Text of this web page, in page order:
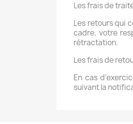
Les frais de
Les retours qui
cadre, votre
rétractation.
Les frais de
En cas
suivant la